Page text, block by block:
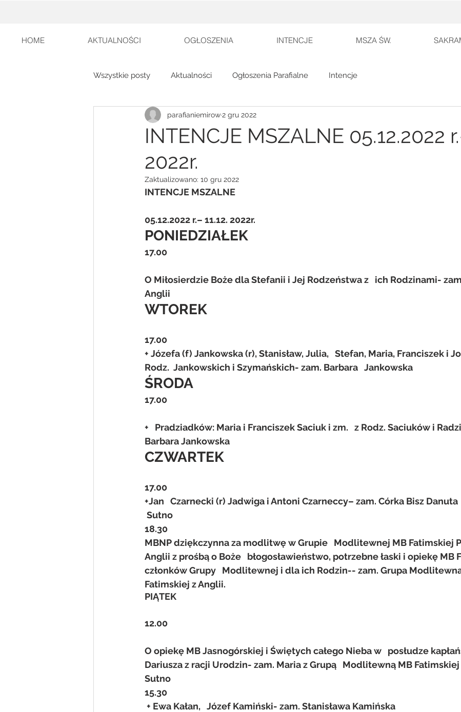
HOME AKTUALNOŚCI OGŁOSZENIA INTENCJE MSZA ŚW.
Wszystkie posty Aktualności Ogłoszenia Parafialne Intencje
INTENCJE MSZALNE 05.12.2022
2022r.
parafianiemirow2 gru 2022
Zaktualizowano: 10 gru 2022
INTENCJE MSZALNE
05.12.2022 r.– 11.12. 2022r.
PONIEDZIAŁEK
17.00
O Miłosierdzie Boże dla Stefanii i Jej Rodzeństwa z   ich Rodzinami-
Anglii
WTOREK
17.00
+ Józefa (f) Jankowska (r), Stanisław, Julia,   Stefan, Maria, Franciszek i
Rodz.  Jankowskich i Szymańskich- zam. Barbara   Jankowska
ŚRODA
17.00
+   Pradziadków: Maria i Franciszek Saciuk i zm.   z Rodz. Saciuków i
Barbara Jankowska
CZWARTEK
17.00
+Jan   Czarnecki (r) Jadwiga i Antoni Czarneccy– zam. Córka Bisz Danuta
Sutno
18.30
MBNP dziękczynna za modlitwę w Grupie   Modlitewnej MB Fatimskiej
Anglii z prośbą o Boże   błogosławieństwo, potrzebne łaski i opiekę MB
członków Grupy   Modlitewnej i dla ich Rodzin-- zam. Grupa
Fatimskiej z Anglii.
PIĄTEK
12.00
O opiekę MB Jasnogórskiej i Świętych całego Nieba w   posłudze
Dariusza z racji Urodzin- zam. Maria z Grupą   Modlitewną MB
Sutno
15.30
+ Ewa Kałan,   Józef Kamiński- zam. Stanisława Kamińska